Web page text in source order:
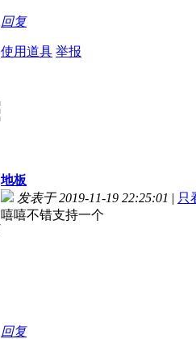
回复
使用道具 举报
地板
发表于 2019-11-19 22:25:01 | 只
嘻嘻不错支持一个
回复